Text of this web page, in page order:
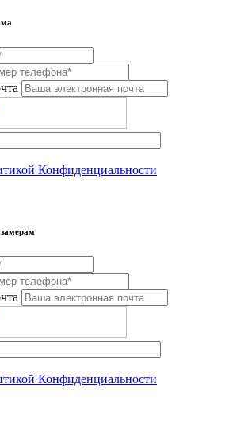
Конфиденциальности
Конфиденциальности